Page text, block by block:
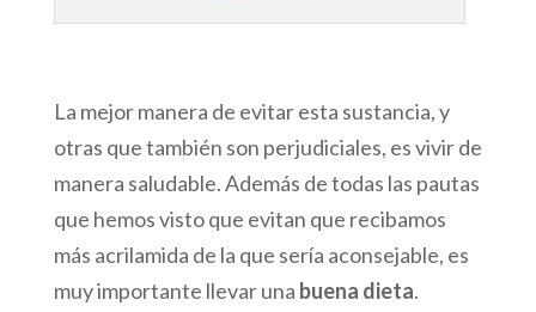
La mejor manera de evitar esta sustancia, y
otras que también son perjudiciales, es vivir de
manera saludable. Además de todas las pautas
que hemos visto que evitan que recibamos
más acrilamida de la que sería aconsejable, es
muy importante llevar una buena dieta.